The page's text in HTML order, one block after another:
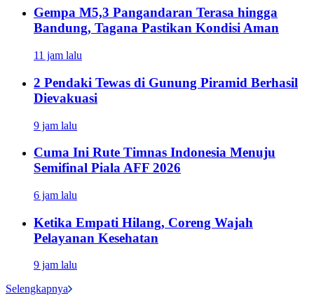
Gempa M5,3 Pangandaran Terasa hingga
Bandung, Tagana Pastikan Kondisi Aman
11 jam lalu
2 Pendaki Tewas di Gunung Piramid Berhasil
Dievakuasi
9 jam lalu
Cuma Ini Rute Timnas Indonesia Menuju
Semifinal Piala AFF 2026
6 jam lalu
Ketika Empati Hilang, Coreng Wajah
Pelayanan Kesehatan
9 jam lalu
Selengkapnya